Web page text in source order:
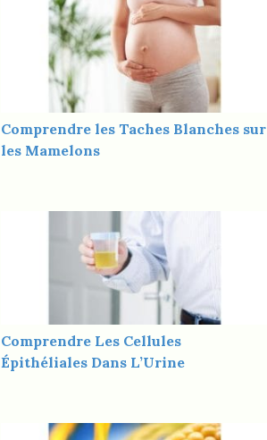
Comprendre les Taches Blanches sur
les Mamelons
Comprendre Les Cellules
Épithéliales Dans L’Urine